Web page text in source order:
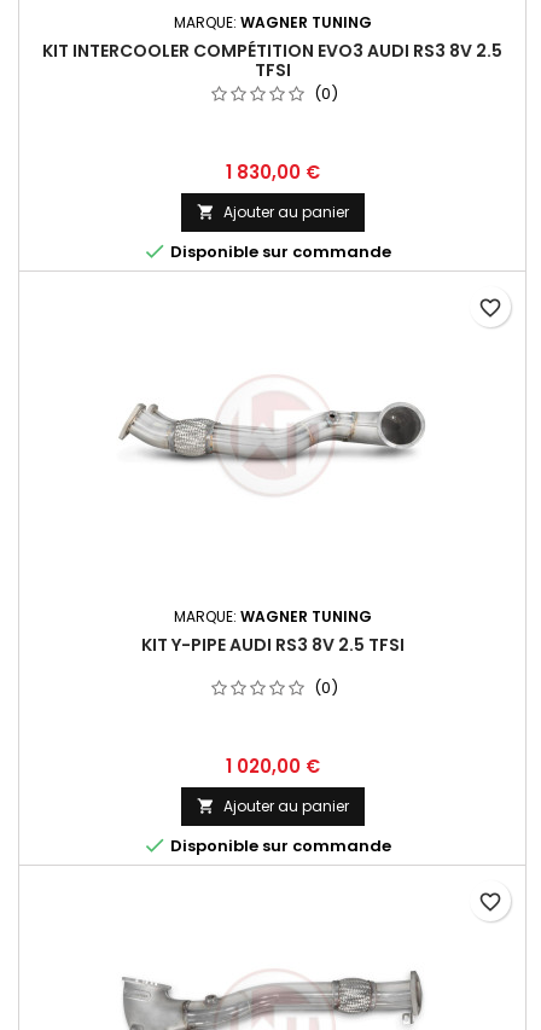
MARQUE: WAGNER TUNING
KIT INTERCOOLER COMPÉTITION EVO3 AUDI RS3 8V 2.5
TFSI
(0)
Prix
1 830,00 €
 Ajouter au panier
 Disponible sur commande
MARQUE: WAGNER TUNING
KIT Y-PIPE AUDI RS3 8V 2.5 TFSI
(0)
Prix
1 020,00 €
 Ajouter au panier
 Disponible sur commande
favorite_border
favorite_border